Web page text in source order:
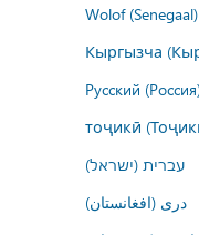
Wolof (Senegaal)
Кыргызча
Русский
тоҷикӣ
עברית (ישראל)
درى (افغانستان)